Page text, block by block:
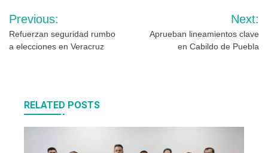
Navegación
de
Previous:
Refuerzan seguridad rumbo
a elecciones en Veracruz
Next:
Aprueban lineamientos clave
en Cabildo de Puebla
RELATED POSTS